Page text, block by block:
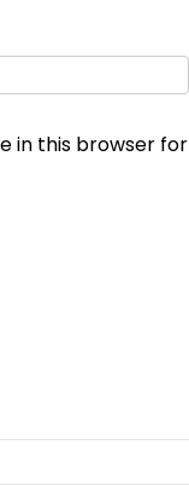
in this browser for